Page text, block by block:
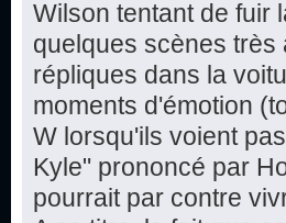
Wilson tentant de fuir
quelques scènes très
répliques dans la
moments d'émotion
W lorsqu'ils voient
Kyle" prononcé par
pourrait par contre